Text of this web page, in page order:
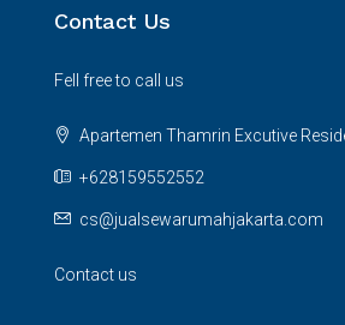
Contact Us
Fell free to call us
Apartemen Thamrin Excutive
+628159552552
cs@jualsewarumahjakarta.com
Contact us